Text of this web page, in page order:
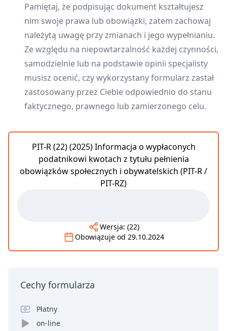
Pamiętaj, że podpisując dokument kształtujesz
nim swoje prawa lub obowiązki, zatem zachowaj
należytą uwagę przy zmianach i jego wypełnianiu.
Ze względu na niepowtarzalność każdej czynności,
samodzielnie lub na podstawie opinii specjalisty
musisz ocenić, czy wykorzystany formularz zastał
zastosowany przez Ciebie odpowiednio do stanu
faktycznego, prawnego lub zamierzonego celu.
PIT-R (22) (2025) Informacja o wypłaconych
podatnikowi kwotach z tytułu pełnienia
obowiązków społecznych i obywatelskich (PIT-R /
PIT-RZ)
Wersja: (22)
Obowiązuje od 29.10.2024
Cechy formularza
Płatny
on-line